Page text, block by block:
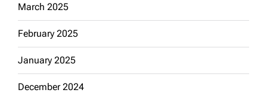
March 2025
February 2025
January 2025
December 2024